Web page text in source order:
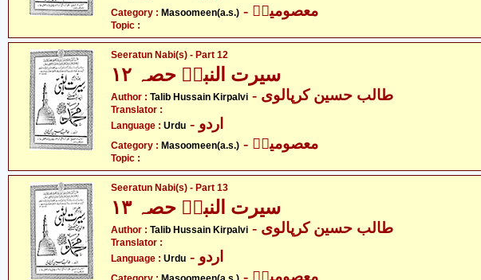
Category : Masoomeen(a.s.) - معصومینؑ
Topic :
Seeratun Nabi(s) - Part 12
سیرت النبیؐ حصہ ۱۲
Author : Talib Hussain Kirpalvi - طالب حسین کرپالوی
Translator :
Language : Urdu - اردو
Category : Masoomeen(a.s.) - معصومینؑ
Topic :
Seeratun Nabi(s) - Part 13
سیرت النبیؐ حصہ ۱۳
Author : Talib Hussain Kirpalvi - طالب حسین کرپالوی
Translator :
Language : Urdu - اردو
- معصومینؑ